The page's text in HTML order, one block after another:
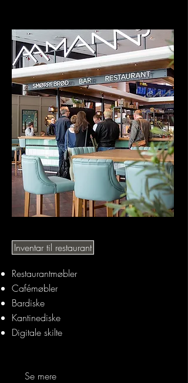
Inventar til restaurant
Restaurantmøbler
Cafémøbler
Bardiske
Kantinediske
Digitale skilte
Se mere